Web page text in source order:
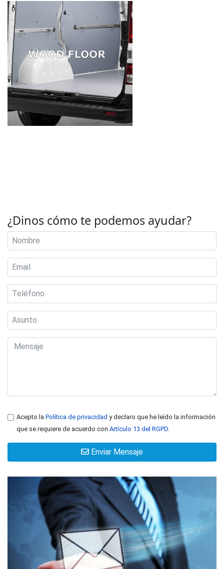
¿Dinos cómo te podemos ayudar?
Acepto la Política de privacidad y declaro que he leído la información
que se requiere de acuerdo con Artículo 13 del RGPD.
Enviar Mensaje